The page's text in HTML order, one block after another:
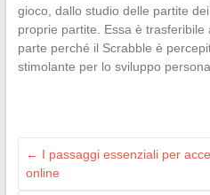
gioco, dallo studio delle partite
proprie partite. Essa è trasferibile
parte perché il Scrabble è
stimolante per lo sviluppo
← I passaggi essenziali per
online